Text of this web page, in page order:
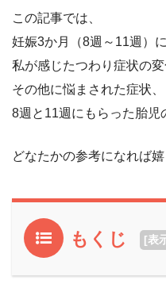
この記事では、
妊娠3か月（8週～11週）に
私が感じたつわり症状の
その他に悩まされた症状、
8週と11週にもらった胎児
どなたかの参考になれば嬉
もくじ [表